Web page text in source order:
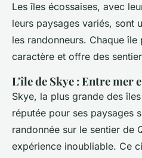
Les îles écossaises, avec
leurs paysages variés, sont
les randonneurs. Chaque
caractère et offre des
L'île de Skye : Entre mer
Skye, la plus grande des
réputée pour ses paysages
randonnée sur le sentier de
expérience inoubliable. Ce